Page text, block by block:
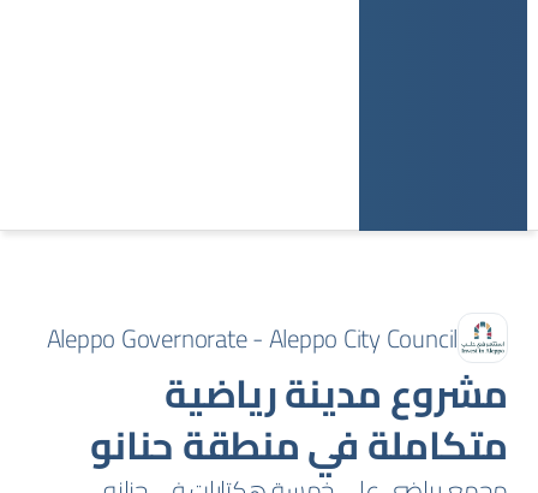
Aleppo Governorate - Aleppo City Council
مشروع مدينة رياضية
متكاملة في منطقة حنانو